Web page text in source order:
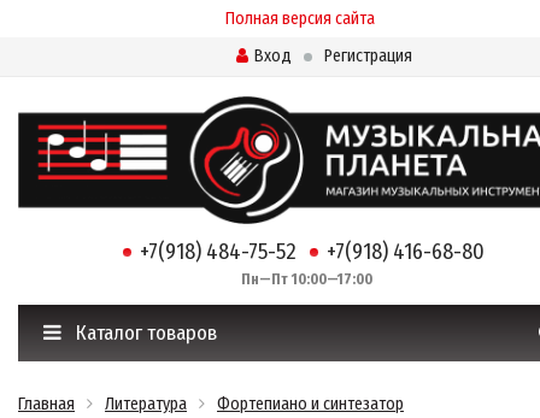
Полная версия сайта
Вход
Регистрация
+7(918) 484-75-52 +7(918) 416-68-80
Пн—Пт 10:00—17:00
Каталог товаров
Главная Литература
Фортепиано и синтезатор